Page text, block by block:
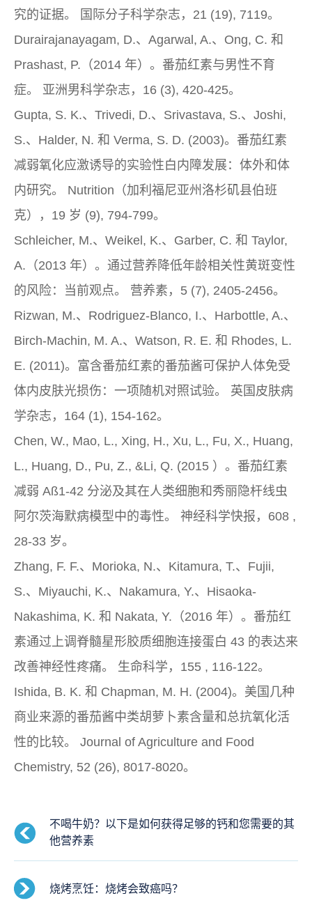
究的证据。
国际分子科学杂志，21 (19), 7119。
Durairajanayagam, D.、Agarwal, A.、Ong, C. 和
Prashast, P.（2014 年）。番茄红素与男性不育
症。 亚洲男科学杂志，16 (3), 420-425。
Gupta, S. K.、Trivedi, D.、Srivastava, S.、Joshi,
S.、Halder, N. 和 Verma, S. D. (2003)。番茄红素
减弱氧化应激诱导的实验性白内障发展：体外和体
内研究。 Nutrition（加利福尼亚州洛杉矶县伯班
克），19 岁 (9), 794-799。
Schleicher, M.、Weikel, K.、Garber, C. 和 Taylor,
A.（2013 年）。通过营养降低年龄相关性黄斑变性
的风险：当前观点。 营养素，5 (7), 2405-2456。
Rizwan, M.、Rodriguez-Blanco, I.、Harbottle, A.、
Birch-Machin, M. A.、Watson, R. E. 和 Rhodes, L.
E. (2011)。富含番茄红素的番茄酱可保护人体免受
体内皮肤光损伤：一项随机对照试验。 英国皮肤病
学杂志，164 (1), 154-162。
Chen, W., Mao, L., Xing, H., Xu, L., Fu, X., Huang,
L., Huang, D., Pu, Z., &Li, Q. (2015 ）。番茄红素
减弱 Aß1-42 分泌及其在人类细胞和秀丽隐杆线虫
阿尔茨海默病模型中的毒性。 神经科学快报，608 ,
28-33 岁。
Zhang, F. F.、Morioka, N.、Kitamura, T.、Fujii,
S.、Miyauchi, K.、Nakamura, Y.、Hisaoka-
Nakashima, K. 和 Nakata, Y.（2016 年）。番茄红
素通过上调脊髓星形胶质细胞连接蛋白 43 的表达来
改善神经性疼痛。 生命科学，155 , 116-122。
Ishida, B. K. 和 Chapman, M. H. (2004)。美国几种
商业来源的番茄酱中类胡萝卜素含量和总抗氧化活
性的比较。
Journal of Agriculture and Food
Chemistry, 52 (26), 8017-8020。
不喝牛奶？以下是如何获得足够的钙和您需要的其
他营养素
烧烤烹饪：烧烤会致癌吗？